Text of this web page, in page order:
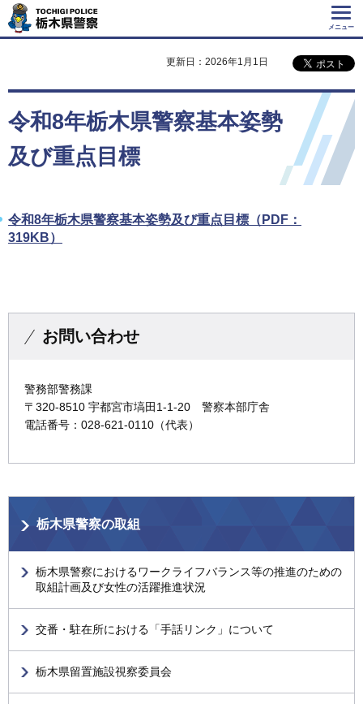
Tochigi Police 栃
木県警察
メニュー
更新日：2026年1月1日
令和8年栃木県警察基本姿勢
及び重点目標
令和8年栃木県警察基本姿勢及び重点目標（PDF：
319KB）
お問い合わせ
警務部警務課
〒320-8510 宇都宮市塙田1-1-20 警察本部庁舎
電話番号：028-621-0110（代表）
栃木県警察の取組
栃木県警察におけるワークライフバランス等の推進のための
取組計画及び女性の活躍推進状況
交番・駐在所における「手話リンク」について
栃木県留置施設視察委員会